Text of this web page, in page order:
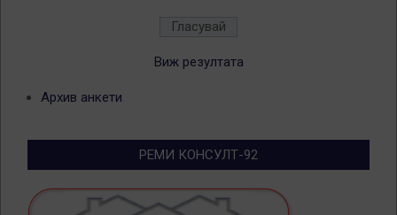
Виж резултата
Архив анкети
РЕМИ КОНСУЛТ-92